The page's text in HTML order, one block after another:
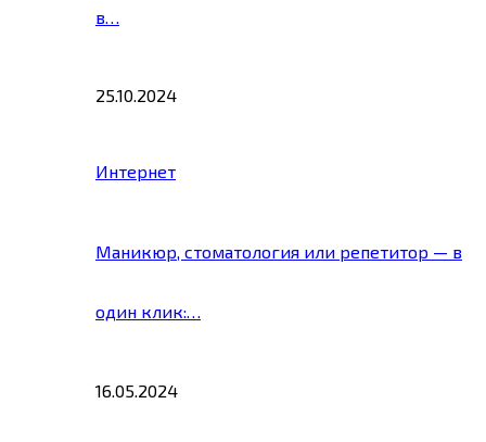
в…
25.10.2024
Интернет
Маникюр, стоматология или репетитор — в
один клик:…
16.05.2024